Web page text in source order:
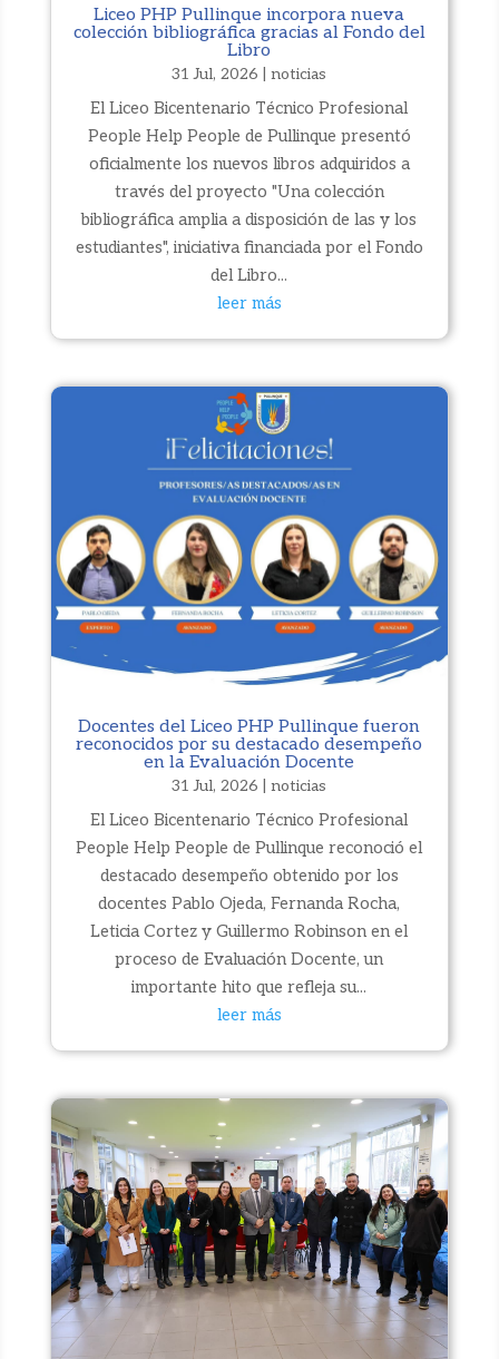
Liceo PHP Pullinque incorpora nueva
colección bibliográfica gracias al Fondo del
Libro
31 Jul, 2026 |noticias
El Liceo Bicentenario Técnico Profesional
People Help People de Pullinque presentó
oficialmente los nuevos libros adquiridos a
través del proyecto "Una colección
bibliográfica amplia a disposición de las y los
estudiantes", iniciativa financiada por el Fondo
del Libro...
leer más
Docentes del Liceo PHP Pullinque fueron
reconocidos por su destacado desempeño
en la Evaluación Docente
31 Jul, 2026 |noticias
El Liceo Bicentenario Técnico Profesional
People Help People de Pullinque reconoció el
destacado desempeño obtenido por los
docentes Pablo Ojeda, Fernanda Rocha,
Leticia Cortez y Guillermo Robinson en el
proceso de Evaluación Docente, un
importante hito que refleja su...
leer más